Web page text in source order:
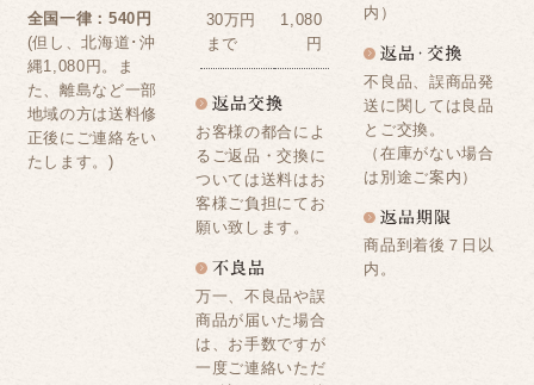
全国一律：540円
(但し、北海道･沖
縄1,080円。ま
た、離島など一部
地域の方は送料修
正後にご連絡をい
たします。)
30万円
まで
1,080
円
お客様の都合によ
るご返品・交換に
ついては送料はお
客様ご負担にてお
願い致します。
万一、不良品や誤
商品が届いた場合
は、お手数ですが
一度ご連絡いただ
内）
不良品、誤商品発
送に関しては良品
とご交換。
（在庫がない場合
は別途ご案内）
商品到着後７日以
内。